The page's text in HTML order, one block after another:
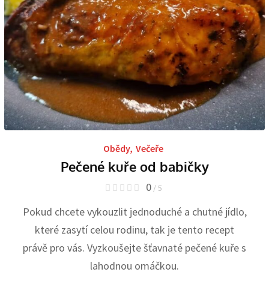
Obědy, Večeře
Pečené kuře od babičky
0 / 5
Pokud chcete vykouzlit jednoduché a chutné jídlo,
které zasytí celou rodinu, tak je tento recept
právě pro vás. Vyzkoušejte šťavnaté pečené kuře s
lahodnou omáčkou.